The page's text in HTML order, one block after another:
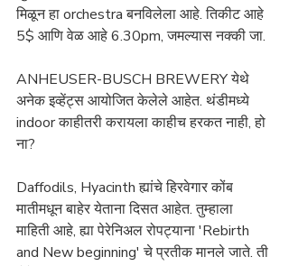
मिळून हा orchestra बनविलेला आहे. तिकीट आहे
5$ आणि वेळ आहे 6.30pm, जमल्यास नक्की जा.
ANHEUSER-BUSCH BREWERY येथे
अनेक इव्हेंट्स आयोजित केलेले आहेत. थंडीमध्ये
indoor काहीतरी करायला काहीच हरकत नाही, हो
ना?
Daffodils, Hyacinth ह्यांचे हिरवेगार कोंब
मातीमधून बाहेर येताना दिसत आहेत. तुम्हाला
माहिती आहे, ह्या पेरेनिअल रोपट्याना 'Rebirth
and New beginning' चे प्रतीक मानले जाते. ती